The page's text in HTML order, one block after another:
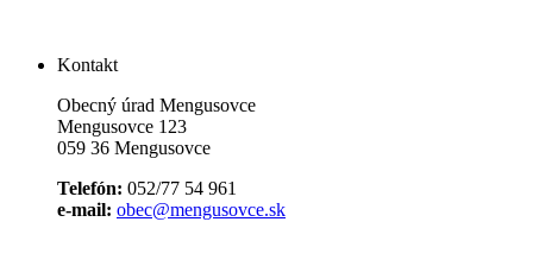
Kontakt
Obecný úrad Mengusovce
Mengusovce 123
059 36 Mengusovce
Telefón: 052/77 54 961
e-mail: obec@mengusovce.sk